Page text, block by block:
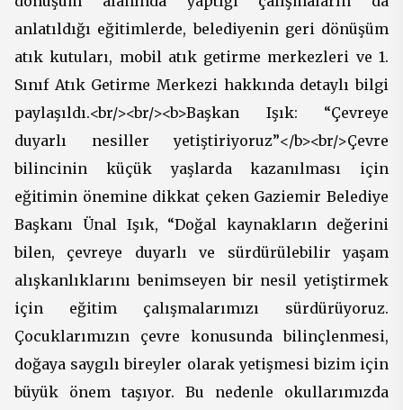
anlatıldığı eğitimlerde, belediyenin geri dönüşüm
atık kutuları, mobil atık getirme merkezleri ve 1.
Sınıf Atık Getirme Merkezi hakkında detaylı bilgi
paylaşıldı.<br/><br/><b>Başkan Işık: “Çevreye
duyarlı nesiller yetiştiriyoruz”</b><br/>Çevre
bilincinin küçük yaşlarda kazanılması için
eğitimin önemine dikkat çeken Gaziemir Belediye
Başkanı Ünal Işık, “Doğal kaynakların değerini
bilen, çevreye duyarlı ve sürdürülebilir yaşam
alışkanlıklarını benimseyen bir nesil yetiştirmek
için eğitim çalışmalarımızı sürdürüyoruz.
Çocuklarımızın çevre konusunda bilinçlenmesi,
doğaya saygılı bireyler olarak yetişmesi bizim için
büyük önem taşıyor. Bu nedenle okullarımızda